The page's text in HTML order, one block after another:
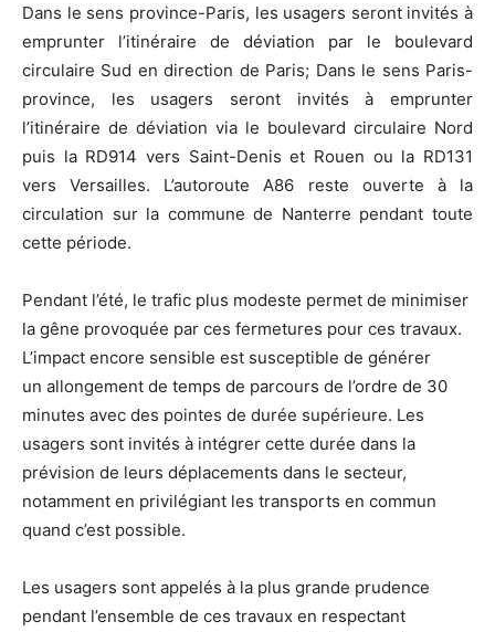
Dans le sens province-Paris, les usagers seront invités à
emprunter l’itinéraire de déviation par le boulevard
circulaire Sud en direction de Paris; Dans le sens Paris-
province, les usagers seront invités à emprunter
l’itinéraire de déviation via le boulevard circulaire Nord
puis la RD914 vers Saint-Denis et Rouen ou la RD131
vers Versailles. L’autoroute A86 reste ouverte à la
circulation sur la commune de Nanterre pendant toute
cette période.
Pendant l’été, le trafic plus modeste permet de minimiser
la gêne provoquée par ces fermetures pour ces travaux.
L’impact encore sensible est susceptible de générer
un allongement de temps de parcours de l’ordre de 30
minutes avec des pointes de durée supérieure. Les
usagers sont invités à intégrer cette durée dans la
prévision de leurs déplacements dans le secteur,
notamment en privilégiant les transports en commun
quand c’est possible.
Les usagers sont appelés à la plus grande prudence
pendant l’ensemble de ces travaux en respectant